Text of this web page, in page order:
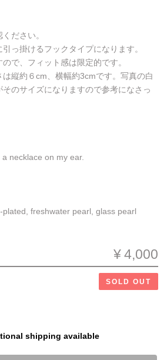
ださい。
っ掛けるフックタイプになります。
で、フィット感は限定的です。
は縦約６cm、横幅約3cmです。写真の白
のサイズになりますので参考になさっ
necklace on my ear.
freshwater pearl, glass pearl
¥4,000
SOLD OUT
shipping available